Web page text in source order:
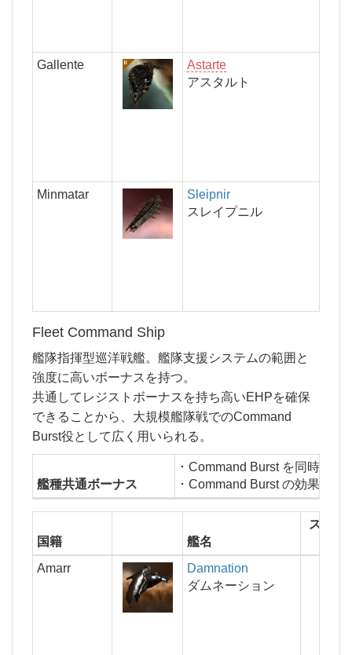
Gallente
Astarte
アスタルト
Minmatar
Sleipnir
スレイプニル
Fleet Command Ship
艦隊指揮型巡洋戦艦。艦隊支援システムの範囲と
強度に高いボーナスを持つ。
共通してレジストボーナスを持ち高いEHPを確保
できることから、大規模艦隊戦でのCommand
Burst役として広く用いられる。
艦種共通ボーナス
･ Command Burst を同時に2
･ Command Burst の効果範囲
国籍 艦名
スロッ
Amarr
Damnation
ダムネーション